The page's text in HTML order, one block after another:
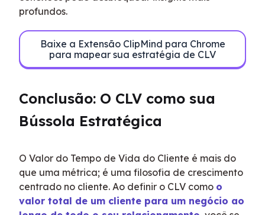
profundos.
Baixe a Extensão ClipMind para Chrome
para mapear sua estratégia de CLV
Conclusão: O CLV como sua
Bússola Estratégica
O Valor do Tempo de Vida do Cliente é mais do
que uma métrica; é uma filosofia de crescimento
centrado no cliente. Ao definir o CLV como o
valor total de um cliente para um negócio ao